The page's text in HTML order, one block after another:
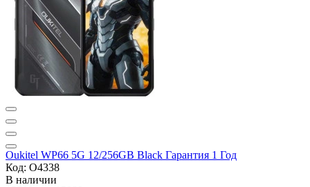
Oukitel WP66 5G 12/256GB Black Гарантия 1 Год
Код: O4338
В наличии